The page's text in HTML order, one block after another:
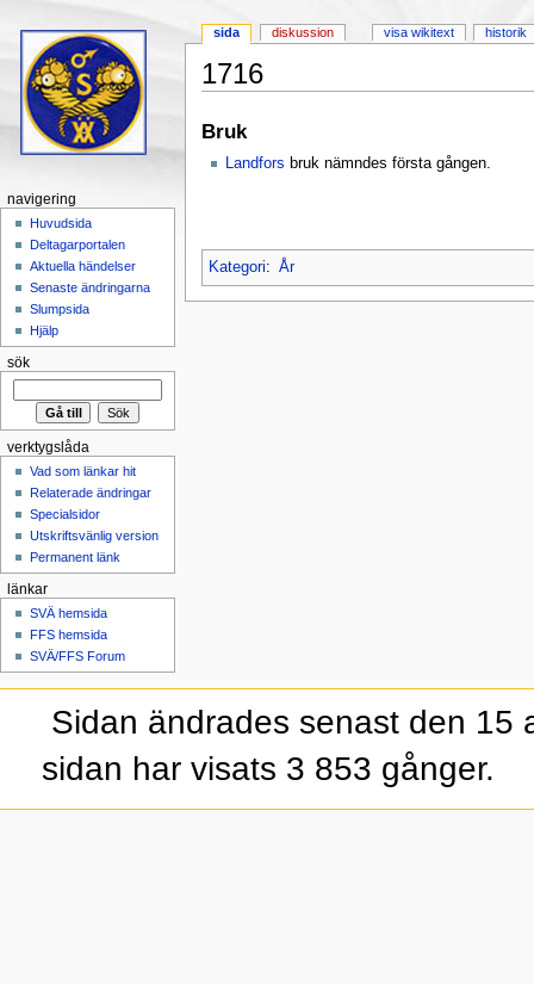
1716
Bruk
Landfors bruk nämndes första gången.
Kategori: År
sida diskussion visa wikitext historik
navigering
Huvudsida
Deltagarportalen
Aktuella händelser
Senaste ändringarna
Slumpsida
Hjälp
sök
verktygslåda
Vad som länkar hit
Relaterade ändringar
Specialsidor
Utskriftsvänlig version
Permanent länk
länkar
SVÄ hemsida
FFS hemsida
SVÄ/FFS Forum
Sidan ändrades senast den 15
sidan har visats 3 853 gånger.